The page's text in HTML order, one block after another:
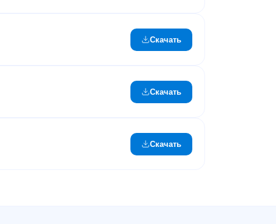
Скачать
Скачать
Скачать